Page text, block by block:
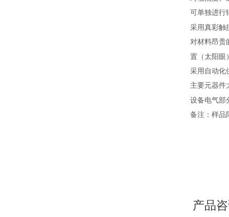
可单独进行
采用真彩触
对材料昂贵
置（太阳眼
采用自动化
主要元器件
设备电气部
备注：样品
产品